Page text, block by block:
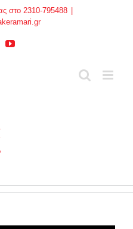
στο 2310-795488
YouTube